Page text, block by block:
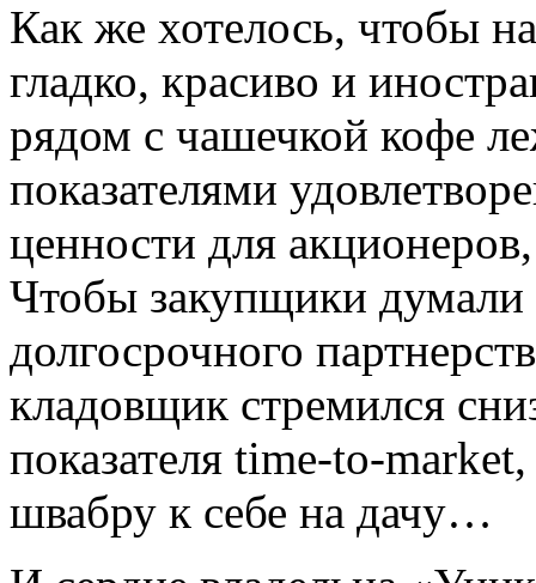
Как же хотелось, чтобы
гладко, красиво и
рядом с чашечкой кофе
показателями
ценности для
Чтобы закупщики
долгосрочного
кладовщик стремился
показателя time-to-
швабру к себе на дачу…